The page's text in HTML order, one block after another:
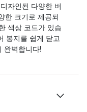
자인된 다양한 버
한 크기로 제공되
색상 코드가 있습
봉지를 쉽게 닫고
완벽합니다!